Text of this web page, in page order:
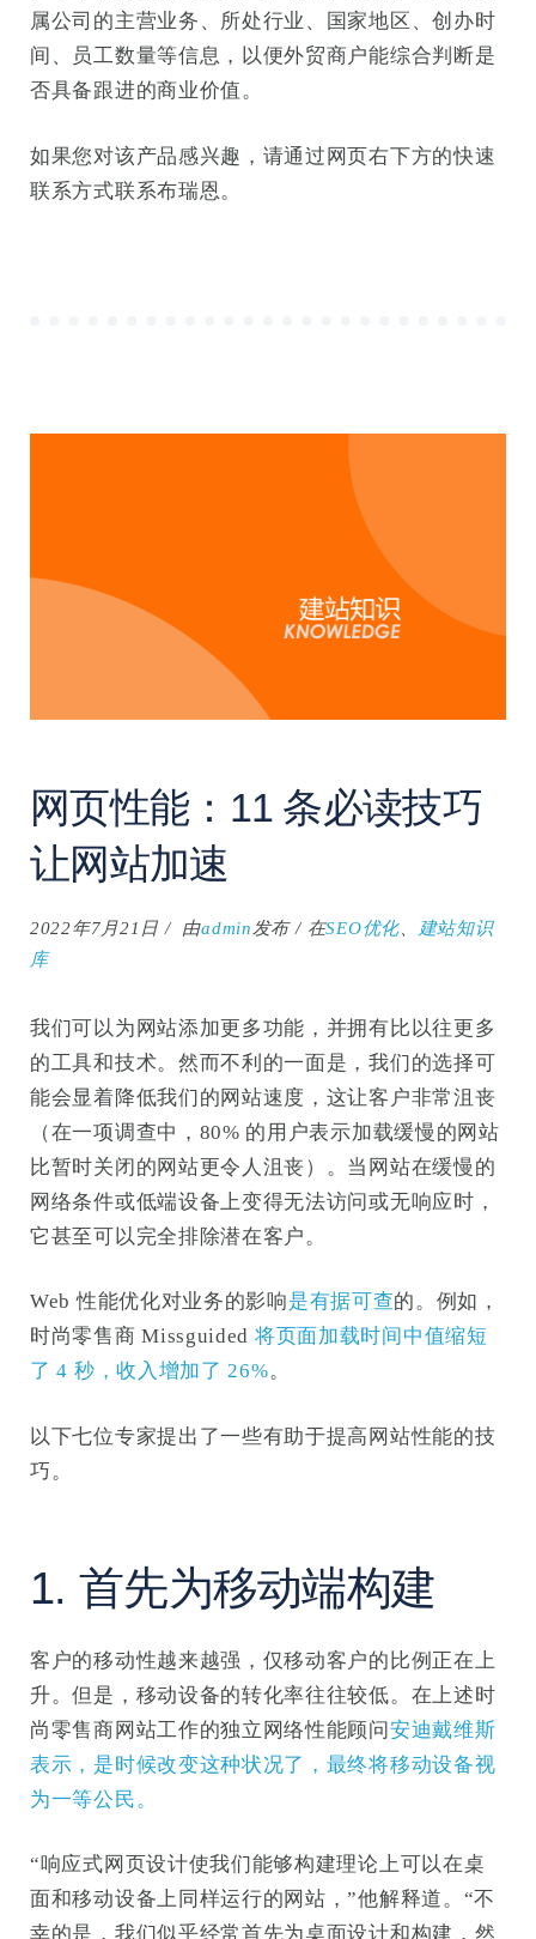
属公司的主营业务、所处行业、国家地区、创办时
间、员工数量等信息，以便外贸商户能综合判断是
否具备跟进的商业价值。
如果您对该产品感兴趣，请通过网页右下方的快速
联系方式联系布瑞恩。
网页性能：11 条必读技巧
让网站加速
2022年7月21日 由admin发布 在SEO优化、
建站知识
库
我们可以为网站添加更多功能，并拥有比以往更多
的工具和技术。然而不利的一面是，我们的选择可
能会显着降低我们的网站速度，这让客户非常沮丧
（在一项调查中，80% 的用户表示加载缓慢的网站
比暂时关闭的网站更令人沮丧）。当网站在缓慢的
网络条件或低端设备上变得无法访问或无响应时，
它甚至可以完全排除潜在客户。
Web 性能优化对业务的影响是有据可查的。例如，
时尚零售商 Missguided 将页面加载时间中值缩短
了 4 秒，收入增加了 26%。
以下七位专家提出了一些有助于提高网站性能的技
巧。
1. 首先为移动端构建
客户的移动性越来越强，仅移动客户的比例正在上
升。但是，移动设备的转化率往往较低。在上述时
尚零售商网站工作的独立网络性能顾问安迪戴维斯
表示，是时候改变这种状况了，最终将移动设备视
为一等公民。
“响应式网页设计使我们能够构建理论上可以在桌
面和移动设备上同样运行的网站，”他解释道。“不
幸的是，我们似乎经常首先为桌面设计和构建，然